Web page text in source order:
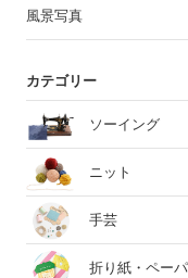
風景写真
カテゴリー
ソーイング
ニット
手芸
折り紙・ペー